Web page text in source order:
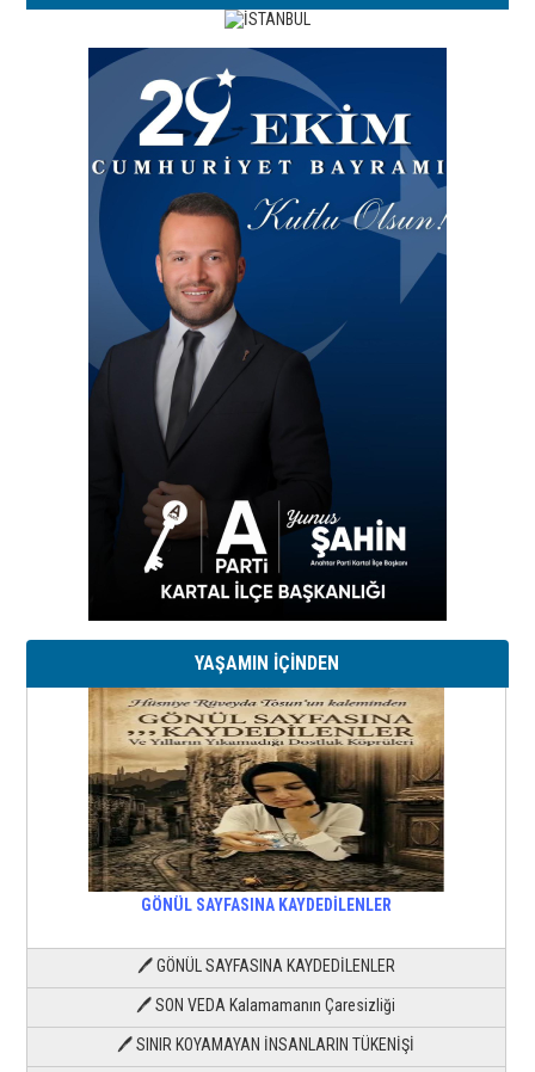
YAŞAMIN İÇİNDEN
GÖNÜL SAYFASINA KAYDEDİLENLER
🖊 GÖNÜL SAYFASINA KAYDEDİLENLER
🖊 SON VEDA Kalamamanın Çaresizliği
🖊 SINIR KOYAMAYAN İNSANLARIN TÜKENİŞİ